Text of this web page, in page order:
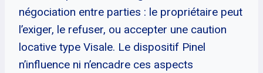
négociation entre parties : le propriétaire peut
l’exiger, le refuser, ou accepter une caution
locative type Visale. Le dispositif Pinel
n’influence ni n’encadre ces aspects